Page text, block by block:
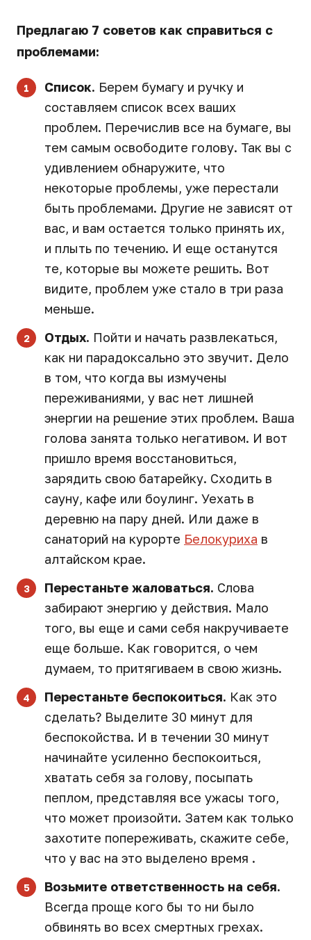
Предлагаю 7 советов как справиться с
проблемами:
Список. Берем бумагу и ручку и
составляем список всех ваших
проблем. Перечислив все на бумаге, вы
тем самым освободите голову. Так вы с
удивлением обнаружите, что
некоторые проблемы, уже перестали
быть проблемами. Другие не зависят от
вас, и вам остается только принять их,
и плыть по течению. И еще останутся
те, которые вы можете решить. Вот
видите, проблем уже стало в три раза
меньше.
Отдых. Пойти и начать развлекаться,
как ни парадоксально это звучит. Дело
в том, что когда вы измучены
переживаниями, у вас нет лишней
энергии на решение этих проблем. Ваша
голова занята только негативом. И вот
пришло время восстановиться,
зарядить свою батарейку. Сходить в
сауну, кафе или боулинг. Уехать в
деревню на пару дней. Или даже в
санаторий на курорте Белокуриха в
алтайском крае.
Перестаньте жаловаться. Слова
забирают энергию у действия. Мало
того, вы еще и сами себя накручиваете
еще больше. Как говорится, о чем
думаем, то притягиваем в свою жизнь.
Перестаньте беспокоиться. Как это
сделать? Выделите 30 минут для
беспокойства. И в течении 30 минут
начинайте усиленно беспокоиться,
хватать себя за голову, посыпать
пеплом, представляя все ужасы того,
что может произойти. Затем как только
захотите попереживать, скажите себе,
что у вас на это выделено время .
Возьмите ответственность на себя.
Всегда проще кого бы то ни было
обвинять во всех смертных грехах.